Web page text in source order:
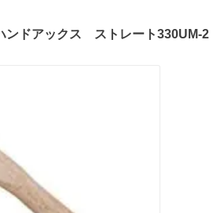
ンドアックス ストレート330UM-2